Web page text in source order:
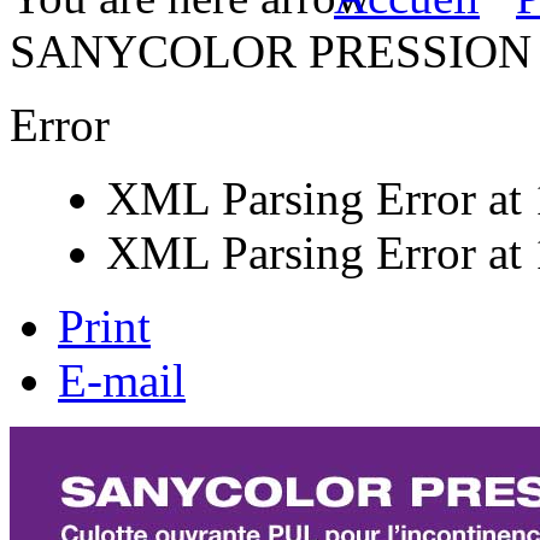
SANYCOLOR PRESSION
Error
XML Parsing Error at
XML Parsing Error at
Print
E-mail